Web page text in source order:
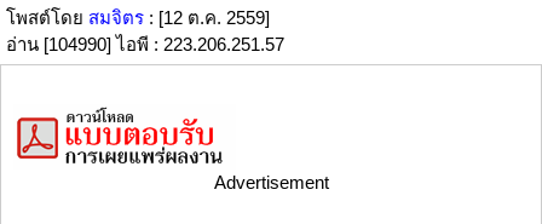
โพสต์โดย สมจิตร : [12 ต.ค. 2559]
อ่าน [104990] ไอพี : 223.206.251.57
Advertisement